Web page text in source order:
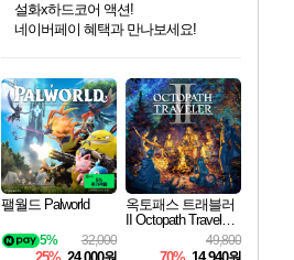
최대 90% 할인가를 만나보세요!
네이버혜택과 함께 만나보세요!
50%할인&추가 적립까지!
네이버 포인트 혜택까지!
이니&베니 혜택까지!
네이버 혜택가와 함께 예약하세요!
할인&네이버혜택으로 만나보세요!
설화x하드코어 액션!
네이버페이 혜택과 만나보세요!
40주년 프로모션으로 만나보세요!
할인가에 만나보세요!
일부 에디션 상시 할인!
혜택으로 예약 판매 중
편안하게 충전하세요
팰월드 Palworld
32,000
5%
옥토패스 트래블러
II Octopath Traveler I
49,800